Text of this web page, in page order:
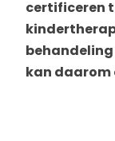
certificeren
behandeling
kan daarom